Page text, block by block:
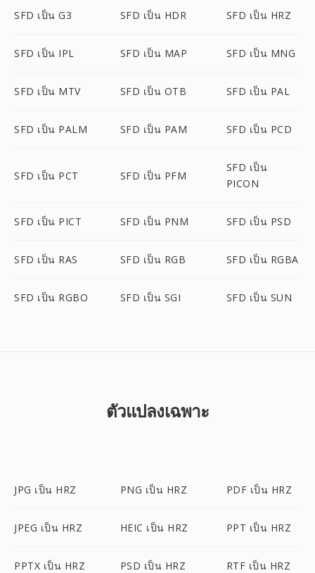
SFD เป็น G3 SFD เป็น HDR SFD เป็น HRZ
SFD เป็น IPL SFD เป็น MAP SFD เป็น MNG
SFD เป็น MTV SFD เป็น OTB SFD เป็น PAL
SFD เป็น PALM SFD เป็น PAM SFD เป็น PCD
SFD เป็น PCT SFD เป็น PFM
SFD เป็น
PICON
SFD เป็น PICT SFD เป็น PNM SFD เป็น PSD
SFD เป็น RAS SFD เป็น RGB SFD เป็น RGBA
SFD เป็น RGBO SFD เป็น SGI SFD เป็น SUN
ตัวแปลงเฉพาะ
JPG เป็น HRZ PNG เป็น HRZ PDF เป็น HRZ
JPEG เป็น HRZ HEIC เป็น HRZ PPT เป็น HRZ
PPTX เป็น HRZ PSD เป็น HRZ RTF เป็น HRZ